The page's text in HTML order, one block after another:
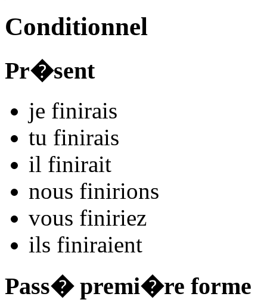
Conditionnel
Pr�sent
je finirais
tu finirais
il finirait
nous finirions
vous finiriez
ils finiraient
Pass� premi�re forme